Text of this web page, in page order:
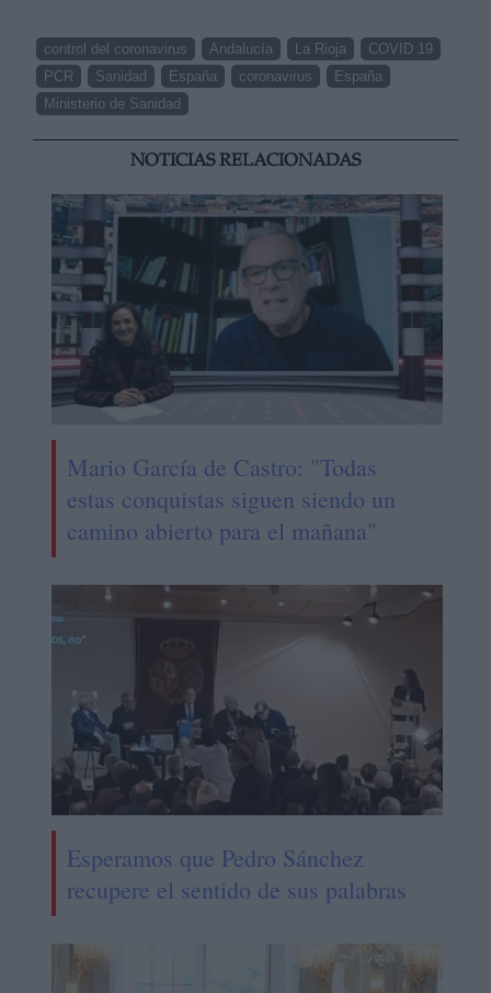
control del coronavirus Andalucía La Rioja
COVID 19
PCR
Sanidad España coronavirus
España
Ministerio de Sanidad
NOTICIAS RELACIONADAS
Mario García de Castro: "Todas
estas conquistas siguen siendo un
camino abierto para el mañana"
Esperamos que Pedro Sánchez
recupere el sentido de sus palabras